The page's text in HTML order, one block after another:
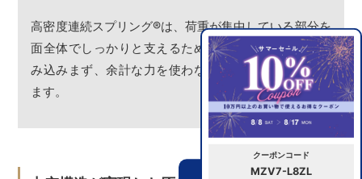
クーポンコード
MZV7-L8ZL
高密度連続スプリング®は、荷重が集中している部分を
面全体でしっかりと支えるため、体の一部が極端に沈
み込みまず、余計な力を使わない自然な寝返りができ
ます。